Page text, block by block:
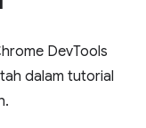
DevTools
dalam tutorial